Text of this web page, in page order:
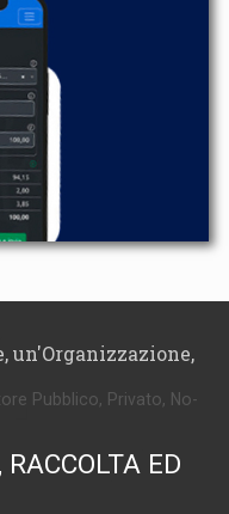
un'Organizzazione,
Pubblico, Privato, No-
ED